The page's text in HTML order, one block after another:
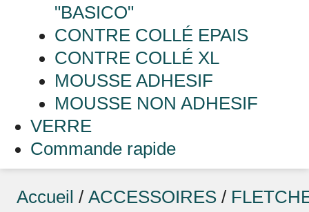
"BASICO"
CONTRE COLLÉ EPAIS
CONTRE COLLÉ XL
MOUSSE ADHESIF
MOUSSE NON ADHESIF
VERRE
Commande rapide
Accueil / ACCESSOIRES /